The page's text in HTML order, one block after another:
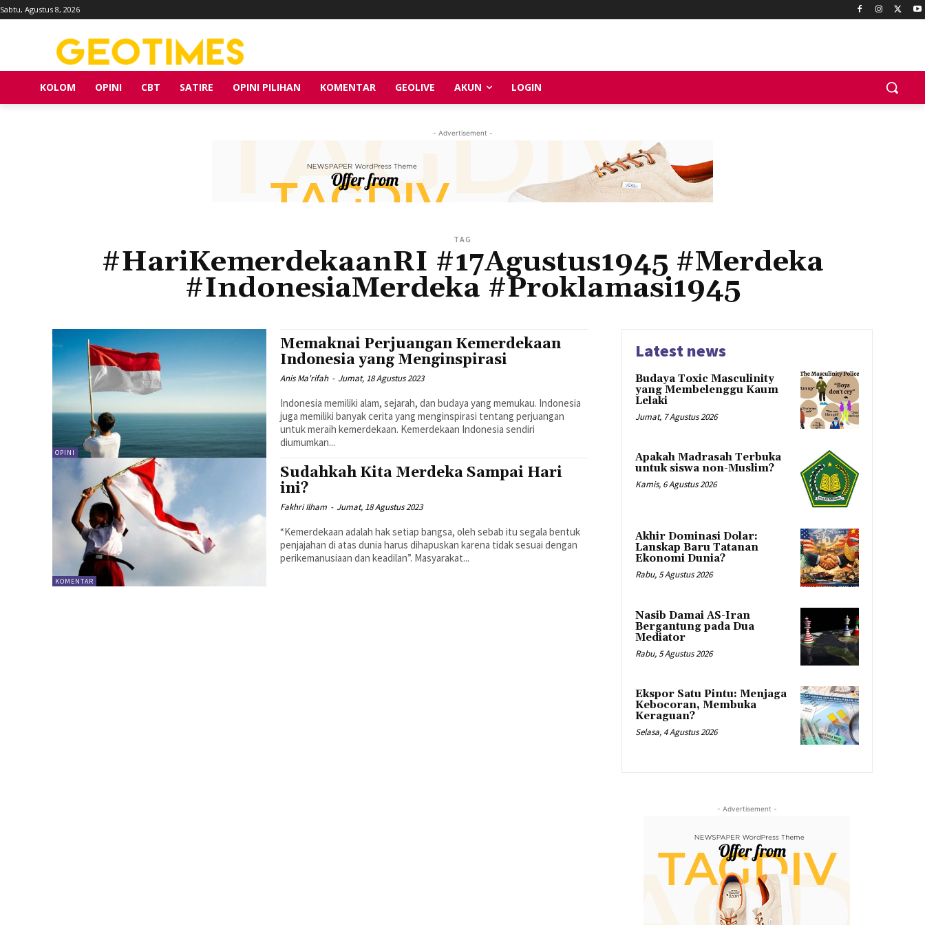
Sabtu, Agustus 8, 2026
KOLOM OPINI CBT SATIRE OPINI PILIHAN KOMENTAR GEOLIVE AKUN LOGIN
- Advertisement -
TAG
#HariKemerdekaanRI #17Agustus1945 #Merdeka
#IndonesiaMerdeka #Proklamasi1945
OPINI
Memaknai Perjuangan Kemerdekaan
Indonesia yang Menginspirasi
Anis Ma'rifah - Jumat, 18 Agustus 2023
Indonesia memiliki alam, sejarah, dan budaya yang memukau. Indonesia
juga memiliki banyak cerita yang menginspirasi tentang perjuangan
untuk meraih kemerdekaan. Kemerdekaan Indonesia sendiri
diumumkan...
KOMENTAR
Sudahkah Kita Merdeka Sampai Hari
ini?
Fakhri Ilham - Jumat, 18 Agustus 2023
“Kemerdekaan adalah hak setiap bangsa, oleh sebab itu segala bentuk
penjajahan di atas dunia harus dihapuskan karena tidak sesuai dengan
perikemanusiaan dan keadilan”. Masyarakat...
Latest news
Budaya Toxic Masculinity
yang Membelenggu Kaum
Lelaki
Jumat, 7 Agustus 2026
Apakah Madrasah Terbuka
untuk siswa non-Muslim?
Kamis, 6 Agustus 2026
Akhir Dominasi Dolar:
Lanskap Baru Tatanan
Ekonomi Dunia?
Rabu, 5 Agustus 2026
Nasib Damai AS-Iran
Bergantung pada Dua
Mediator
Rabu, 5 Agustus 2026
Ekspor Satu Pintu: Menjaga
Kebocoran, Membuka
Keraguan?
Selasa, 4 Agustus 2026
- Advertisement -